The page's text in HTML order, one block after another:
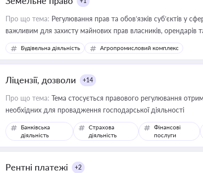
Про що тема: Регулювання прав та обов’язків суб’єктів у
важливим для захисту майнових прав власників,
ресурсами
Будівельна діяльність Агропромисловий комплекс
Ліцензії, дозволи +14
Про що тема: Тема стосується правового регулювання
необхідних для провадження господарської діяльності
Банківська
діяльність
Страхова
діяльність
Фінансові
послуги
Рентні платежі +2